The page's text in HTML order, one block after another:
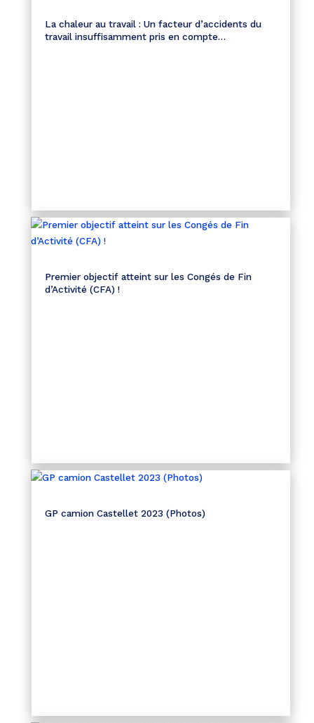
La chaleur au travail : Un facteur d’accidents du
travail insuffisamment pris en compte…
Premier objectif atteint sur les Congés de Fin
d’Activité (CFA) !
GP camion Castellet 2023 (Photos)